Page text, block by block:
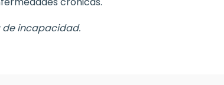
incapacidad.